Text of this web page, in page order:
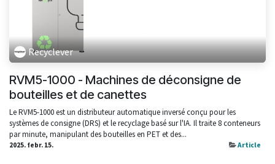
Recyclever
RVM5-1000 - Machines de déconsigne de
bouteilles et de canettes
Le RVM5-1000 est un distributeur automatique inversé conçu pour les
systèmes de consigne (DRS) et le recyclage basé sur l'IA. Il traite 8 conteneurs
par minute, manipulant des bouteilles en PET et des...
2025. febr. 15. Article